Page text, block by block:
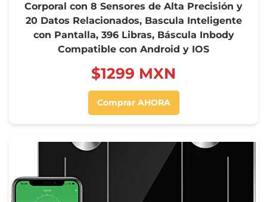
Corporal con 8 Sensores de Alta Precisión y
20 Datos Relacionados, Bascula Inteligente
con Pantalla, 396 Libras, Báscula Inbody
Compatible con Android y IOS
$‍1299 MXN
Comprar AHORA